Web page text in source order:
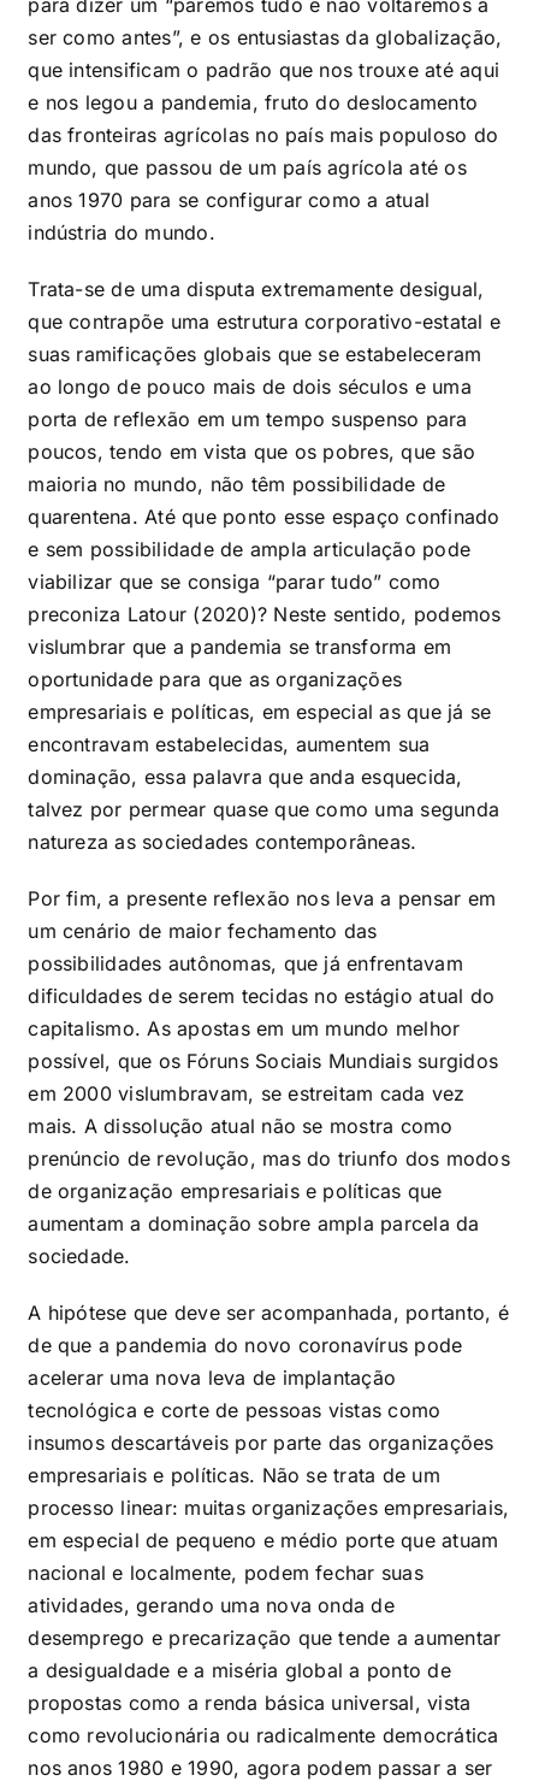
ser como antes”, e os entusiastas da globalização,
que intensificam o padrão que nos trouxe até aqui
e nos legou a pandemia, fruto do deslocamento
das fronteiras agrícolas no país mais populoso do
mundo, que passou de um país agrícola até os
anos 1970 para se configurar como a atual
indústria do mundo.
Trata-se de uma disputa extremamente desigual,
que contrapõe uma estrutura corporativo-estatal e
suas ramificações globais que se estabeleceram
ao longo de pouco mais de dois séculos e uma
porta de reflexão em um tempo suspenso para
poucos, tendo em vista que os pobres, que são
maioria no mundo, não têm possibilidade de
quarentena. Até que ponto esse espaço confinado
e sem possibilidade de ampla articulação pode
viabilizar que se consiga “parar tudo” como
preconiza Latour (2020)? Neste sentido, podemos
vislumbrar que a pandemia se transforma em
oportunidade para que as organizações
empresariais e políticas, em especial as que já se
encontravam estabelecidas, aumentem sua
dominação, essa palavra que anda esquecida,
talvez por permear quase que como uma segunda
natureza as sociedades contemporâneas.
Por fim, a presente reflexão nos leva a pensar em
um cenário de maior fechamento das
possibilidades autônomas, que já enfrentavam
dificuldades de serem tecidas no estágio atual do
capitalismo. As apostas em um mundo melhor
possível, que os Fóruns Sociais Mundiais surgidos
em 2000 vislumbravam, se estreitam cada vez
mais. A dissolução atual não se mostra como
prenúncio de revolução, mas do triunfo dos modos
de organização empresariais e políticas que
aumentam a dominação sobre ampla parcela da
sociedade.
A hipótese que deve ser acompanhada, portanto, é
de que a pandemia do novo coronavírus pode
acelerar uma nova leva de implantação
tecnológica e corte de pessoas vistas como
insumos descartáveis por parte das organizações
empresariais e políticas. Não se trata de um
processo linear: muitas organizações empresariais,
em especial de pequeno e médio porte que atuam
nacional e localmente, podem fechar suas
atividades, gerando uma nova onda de
desemprego e precarização que tende a aumentar
a desigualdade e a miséria global a ponto de
propostas como a renda básica universal, vista
como revolucionária ou radicalmente democrática
nos anos 1980 e 1990, agora podem passar a ser